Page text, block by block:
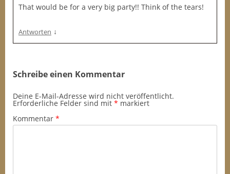
That would be for a very big party!! Think of the tears!
Antworten ↓
Schreibe einen Kommentar
Deine E-Mail-Adresse wird nicht veröffentlicht.
Erforderliche Felder sind mit * markiert
Kommentar *